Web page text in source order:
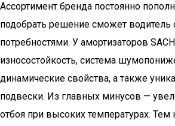
Ассортимент бренда постоянно
подобрать решение сможет
потребностями. У амортизаторов
износостойкость, система
динамические свойства, а также
подвески. Из главных минусов —
отбоя при высоких температурах. Тем